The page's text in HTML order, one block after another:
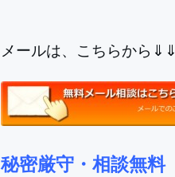
メールは、こちらから
秘密厳守・相談無料